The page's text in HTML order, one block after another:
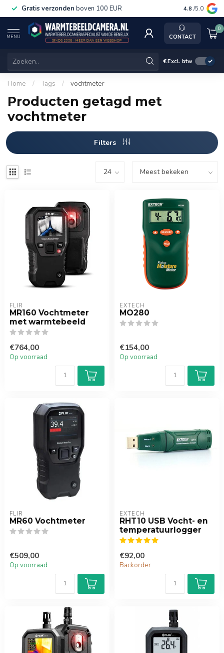
Gratis verzonden boven 100 EUR Service,
4.8 /5.0
MENU CONTACT
0
€Excl. btw
Home / Tags / vochtmeter
Producten getagd met
vochtmeter
Filters
FLIR
MR160 Vochtmeter
met warmtebeeld
€764,00
Op voorraad
EXTECH
MO280
€154,00
Op voorraad
FLIR
MR60 Vochtmeter
€509,00
Op voorraad
EXTECH
RHT10 USB Vocht- en
temperatuurlogger
€92,00
Backorder